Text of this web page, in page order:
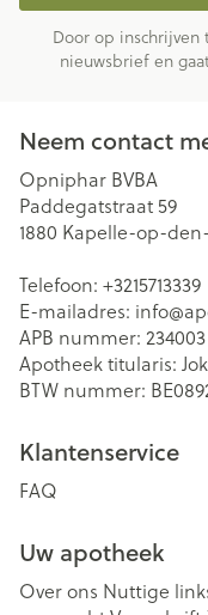
Door op inschrijven
nieuwsbrief en
Neem contact
Opniphar BVBA
Paddegatstraat 59
1880 Kapelle-op-
Telefoon: +3215713339
E-mailadres: info@
APB nummer: 234003
Apotheek titularis:
BTW nummer:
Klantenservice
FAQ
Uw apotheek
Over ons Nuttige